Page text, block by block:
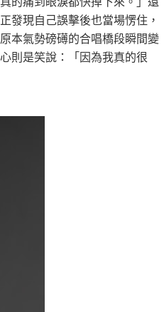
發現自己誤擊後也當場愣住，
本氣勢磅礡的合唱橋段瞬間變
則是笑說：「因為我真的很